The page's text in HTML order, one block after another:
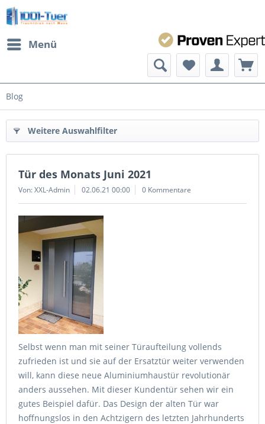
Menü
Blog
Weitere Auswahlfilter
Tür des Monats Juni 2021
Von: XXL-Admin 02.06.21 00:00 0 Kommentare
Selbst wenn man mit seiner Türaufteilung vollends
zufrieden ist und sie auf der Ersatztür weiter verwenden
will, kann diese neue Aluminiumhaustür revolutionär
anders aussehen. Mit dieser Kundentür sehen wir ein
gutes Beispiel dafür. Das Design der alten Tür war
hoffnungslos in den Achtzigern des letzten Jahrhunderts